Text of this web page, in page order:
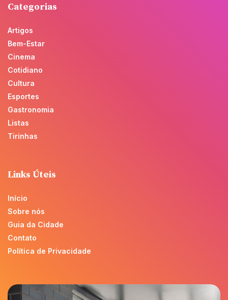
Categorias
Artigos
Bem-Estar
Cinema
Cotidiano
Cultura
Esportes
Gastronomia
Listas
Tirinhas
Links Úteis
Início
Sobre nós
Guia da Cidade
Contato
Política de Privacidade